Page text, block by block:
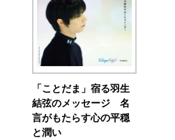
「ことだま」宿る羽生
結弦のメッセージ 名
言がもたらす心の平穏
と潤い